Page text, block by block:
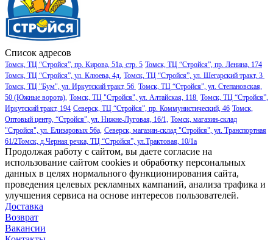
Список адресов
Томск, ТЦ “Стройся”, пр. Кирова, 51а, стр. 5 Томск, ТЦ “Стройся”, пр. Ленина, 174
Томск, ТЦ “Стройся”, ул. Клюева, 4д, Томск, ТЦ “Стройся”, ул. Шегарский тракт, 3
Томск, ТЦ "Бум", ул. Иркутский тракт, 56 Томск, ТЦ “Стройся”, ул. Степановская,
50 (Южные ворота), Томск, ТЦ "Стройся", ул. Алтайская, 118 Томск, ТЦ “Стройся”,
Иркутский тракт, 194 Северск, ТЦ “Стройся”, пр. Коммунистический, 46 Томск,
Оптовый центр, “Стройся”, ул. Нижне-Луговая, 16/1, Томск, магазин-склад
"Стройся", ул. Елизаровых 56а, Северск, магазин-склад "Стройся", ул. Транспортная
61/2Томск, д.Черная речка, ТЦ “Стройся”, ул.Трактовая, 10/1а
Продолжая работу с сайтом, вы даете согласие на
использование сайтом cookies и обработку персональных
данных в целях нормального функционирования сайта,
проведения целевых рекламных кампаний, анализа трафика и
улучшения сервиса на основе интересов пользователей.
Доставка
Возврат
Вакансии